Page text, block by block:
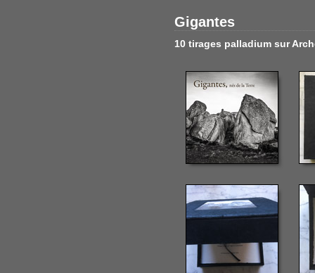
Gigantes
10 tirages palladium sur